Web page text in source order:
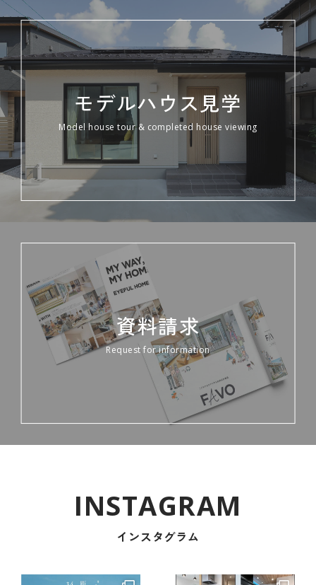
モデルハウス見学
Model house tour & completed house viewing
資料請求
Request for information
インスタグラム